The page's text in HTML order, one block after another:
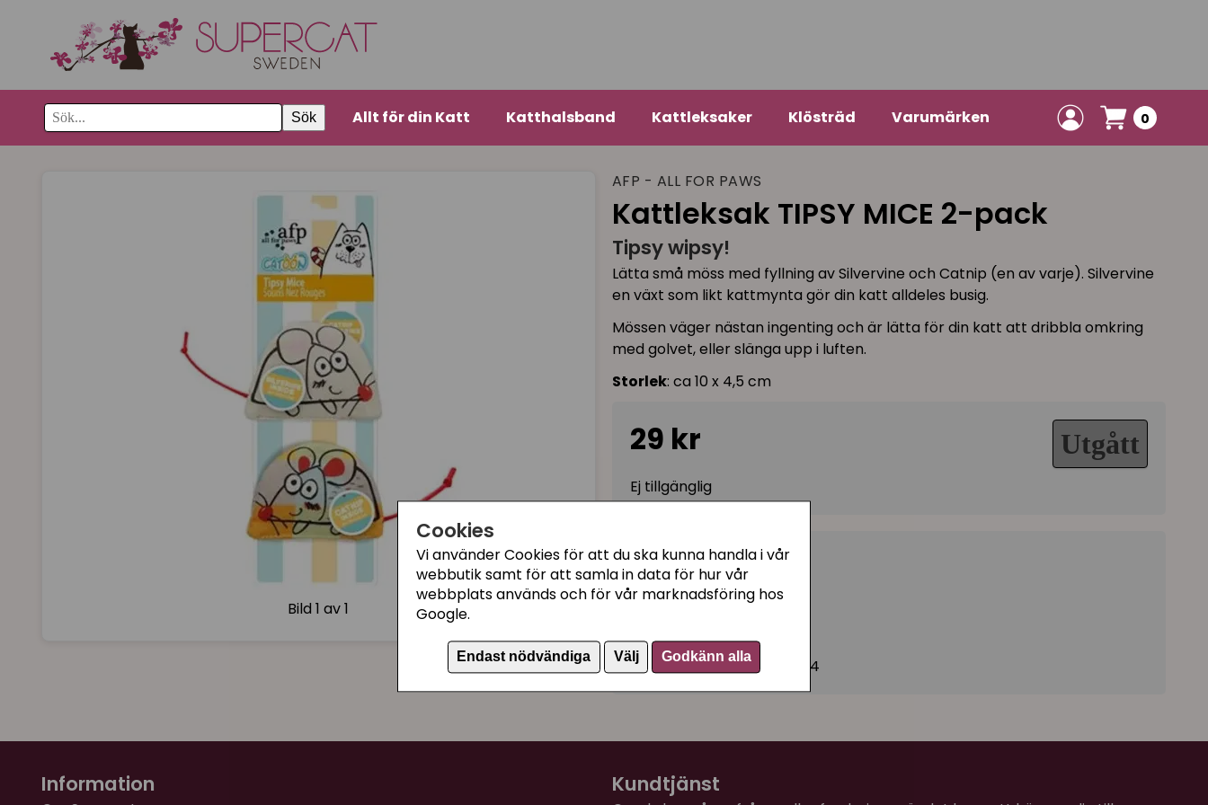
Cookies
Vi använder Cookies för att du ska kunna handla i vår
webbutik samt för att samla in data för hur vår
webbplats används och för vår marknadsföring hos
Google.
Endast nödvändiga Välj Godkänn alla
Sök Allt för din Katt Katthalsband Kattleksaker Klösträd Varumärken 0
Bild1 av 1
AFP - ALL FOR PAWS
Kattleksak TIPSY MICE 2-pack
Tipsy wipsy!
Lätta små möss med fyllning av Silvervine och Catnip (en av varje). Silvervine
en växt som likt kattmynta gör din katt alldeles busig.
Mössen väger nästan ingenting och är lätta för din katt att dribbla omkring
med golvet, eller slänga upp i luften.
Storlek: ca 10 x 4,5 cm
29 kr Utgått
Ej tillgänglig
Kategorier:
Kattleksaker
Möss kattleksak
Artikelnummer: 787.7874
Information Kundtjänst